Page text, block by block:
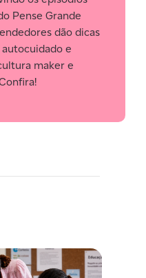
Pense Grande
dão dicas
e
maker e